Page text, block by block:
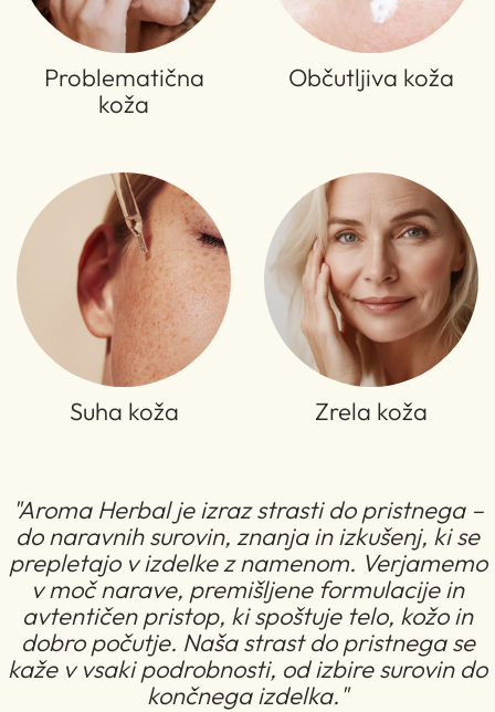
Problematična
koža
Občutljiva koža
Suha koža Zrela koža
"Aroma Herbal je izraz strasti do pristnega –
do naravnih surovin, znanja in izkušenj, ki se
prepletajo v izdelke z namenom. Verjamemo
v moč narave, premišljene formulacije in
avtentičen pristop, ki spoštuje telo, kožo in
dobro počutje. Naša strast do pristnega se
kaže v vsaki podrobnosti, od izbire surovin do
končnega izdelka."